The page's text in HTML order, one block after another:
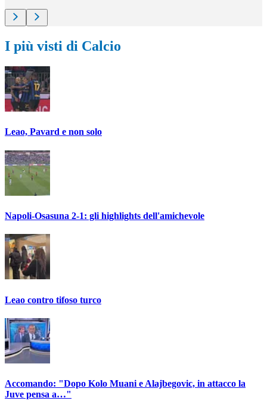
I più visti di Calcio
Leao, Pavard e non solo
Napoli-Osasuna 2-1: gli highlights dell'amichevole
Leao contro tifoso turco
Accomando: "Dopo Kolo Muani e Alajbegovic, in attacco la
Juve pensa a…"